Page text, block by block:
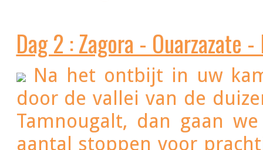
Dag 2 : Zagora - Ouarzazate
Na het ontbijt in uw
door de vallei van de
Tamnougalt, dan gaan
aantal stoppen voor